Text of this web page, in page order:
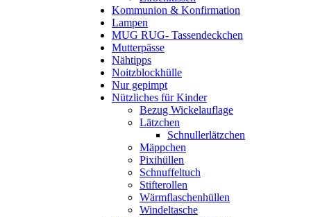
Kommunion & Konfirmation
Lampen
MUG RUG- Tassendeckchen
Mutterpässe
Nähtipps
Noitzblockhülle
Nur gepimpt
Nützliches für Kinder
Bezug Wickelauflage
Lätzchen
Schnullerlätzchen
Mäppchen
Pixihüllen
Schnuffeltuch
Stifterollen
Wärmflaschenhüllen
Windeltasche